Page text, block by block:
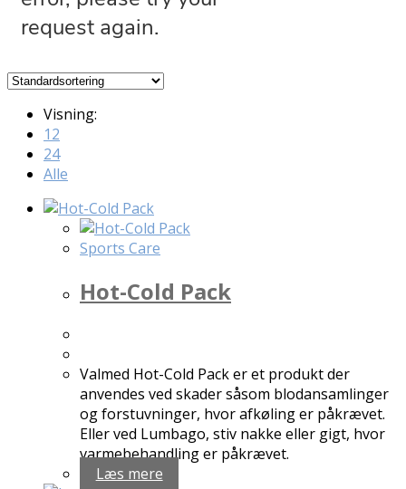
Visning:
12
24
Alle
Sports Care
Hot-Cold Pack
Valmed Hot-Cold Pack er et produkt der
anvendes ved skader såsom blodansamlinger
og forstuvninger, hvor afkøling er påkrævet.
Eller ved Lumbago, stiv nakke eller gigt, hvor
varmebehandling er påkrævet.
Læs mere